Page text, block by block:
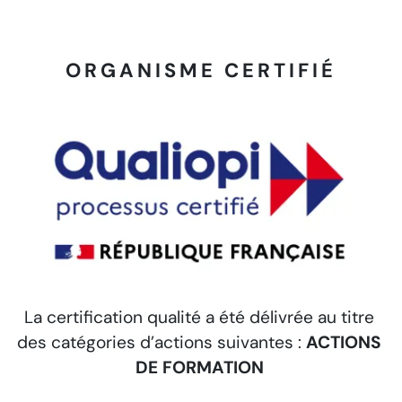
ORGANISME CERTIFIÉ
La certification qualité a été délivrée au titre
des catégories d’actions suivantes : ACTIONS
DE FORMATION